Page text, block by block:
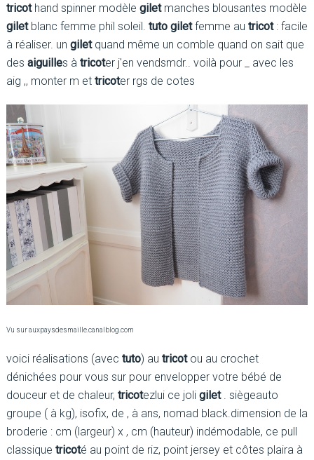
tricothand spinner modèle giletmanches blousantes modèle
giletblanc femme phil soleil. tuto giletfemme au tricot: facile
à réaliser. un giletquand même un comble quand on sait que
des aiguilles à tricoter j'en vendsmdr.. voilà pour _ avec les
aig ,, monter m et tricoter rgs de cotes
Vu sur auxpaysdesmaille.canalblog.com
voici réalisations (avec tuto) au tricotou au crochet
dénichées pour vous sur pour envelopper votre bébé de
douceur et de chaleur, tricotezlui ce joli gilet. siègeauto
groupe ( à kg), isofix, de , à ans, nomad black.dimension de la
broderie : cm (largeur) x , cm (hauteur) indémodable, ce pull
classique tricoté au point de riz, point jersey et côtes plaira à